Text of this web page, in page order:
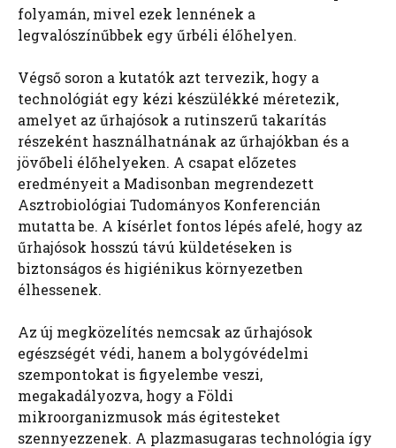
folyamán, mivel ezek lennének a
legvalószínűbbek egy űrbéli élőhelyen.
Végső soron a kutatók azt tervezik, hogy a
technológiát egy kézi készülékké méretezik,
amelyet az űrhajósok a rutinszerű takarítás
részeként használhatnának az űrhajókban és a
jövőbeli élőhelyeken. A csapat előzetes
eredményeit a Madisonban megrendezett
Asztrobiológiai Tudományos Konferencián
mutatta be. A kísérlet fontos lépés afelé, hogy az
űrhajósok hosszú távú küldetéseken is
biztonságos és higiénikus környezetben
élhessenek.
Az új megközelítés nemcsak az űrhajósok
egészségét védi, hanem a bolygóvédelmi
szempontokat is figyelembe veszi,
megakadályozva, hogy a Földi
mikroorganizmusok más égitesteket
szennyezzenek. A plazmasugaras technológia így